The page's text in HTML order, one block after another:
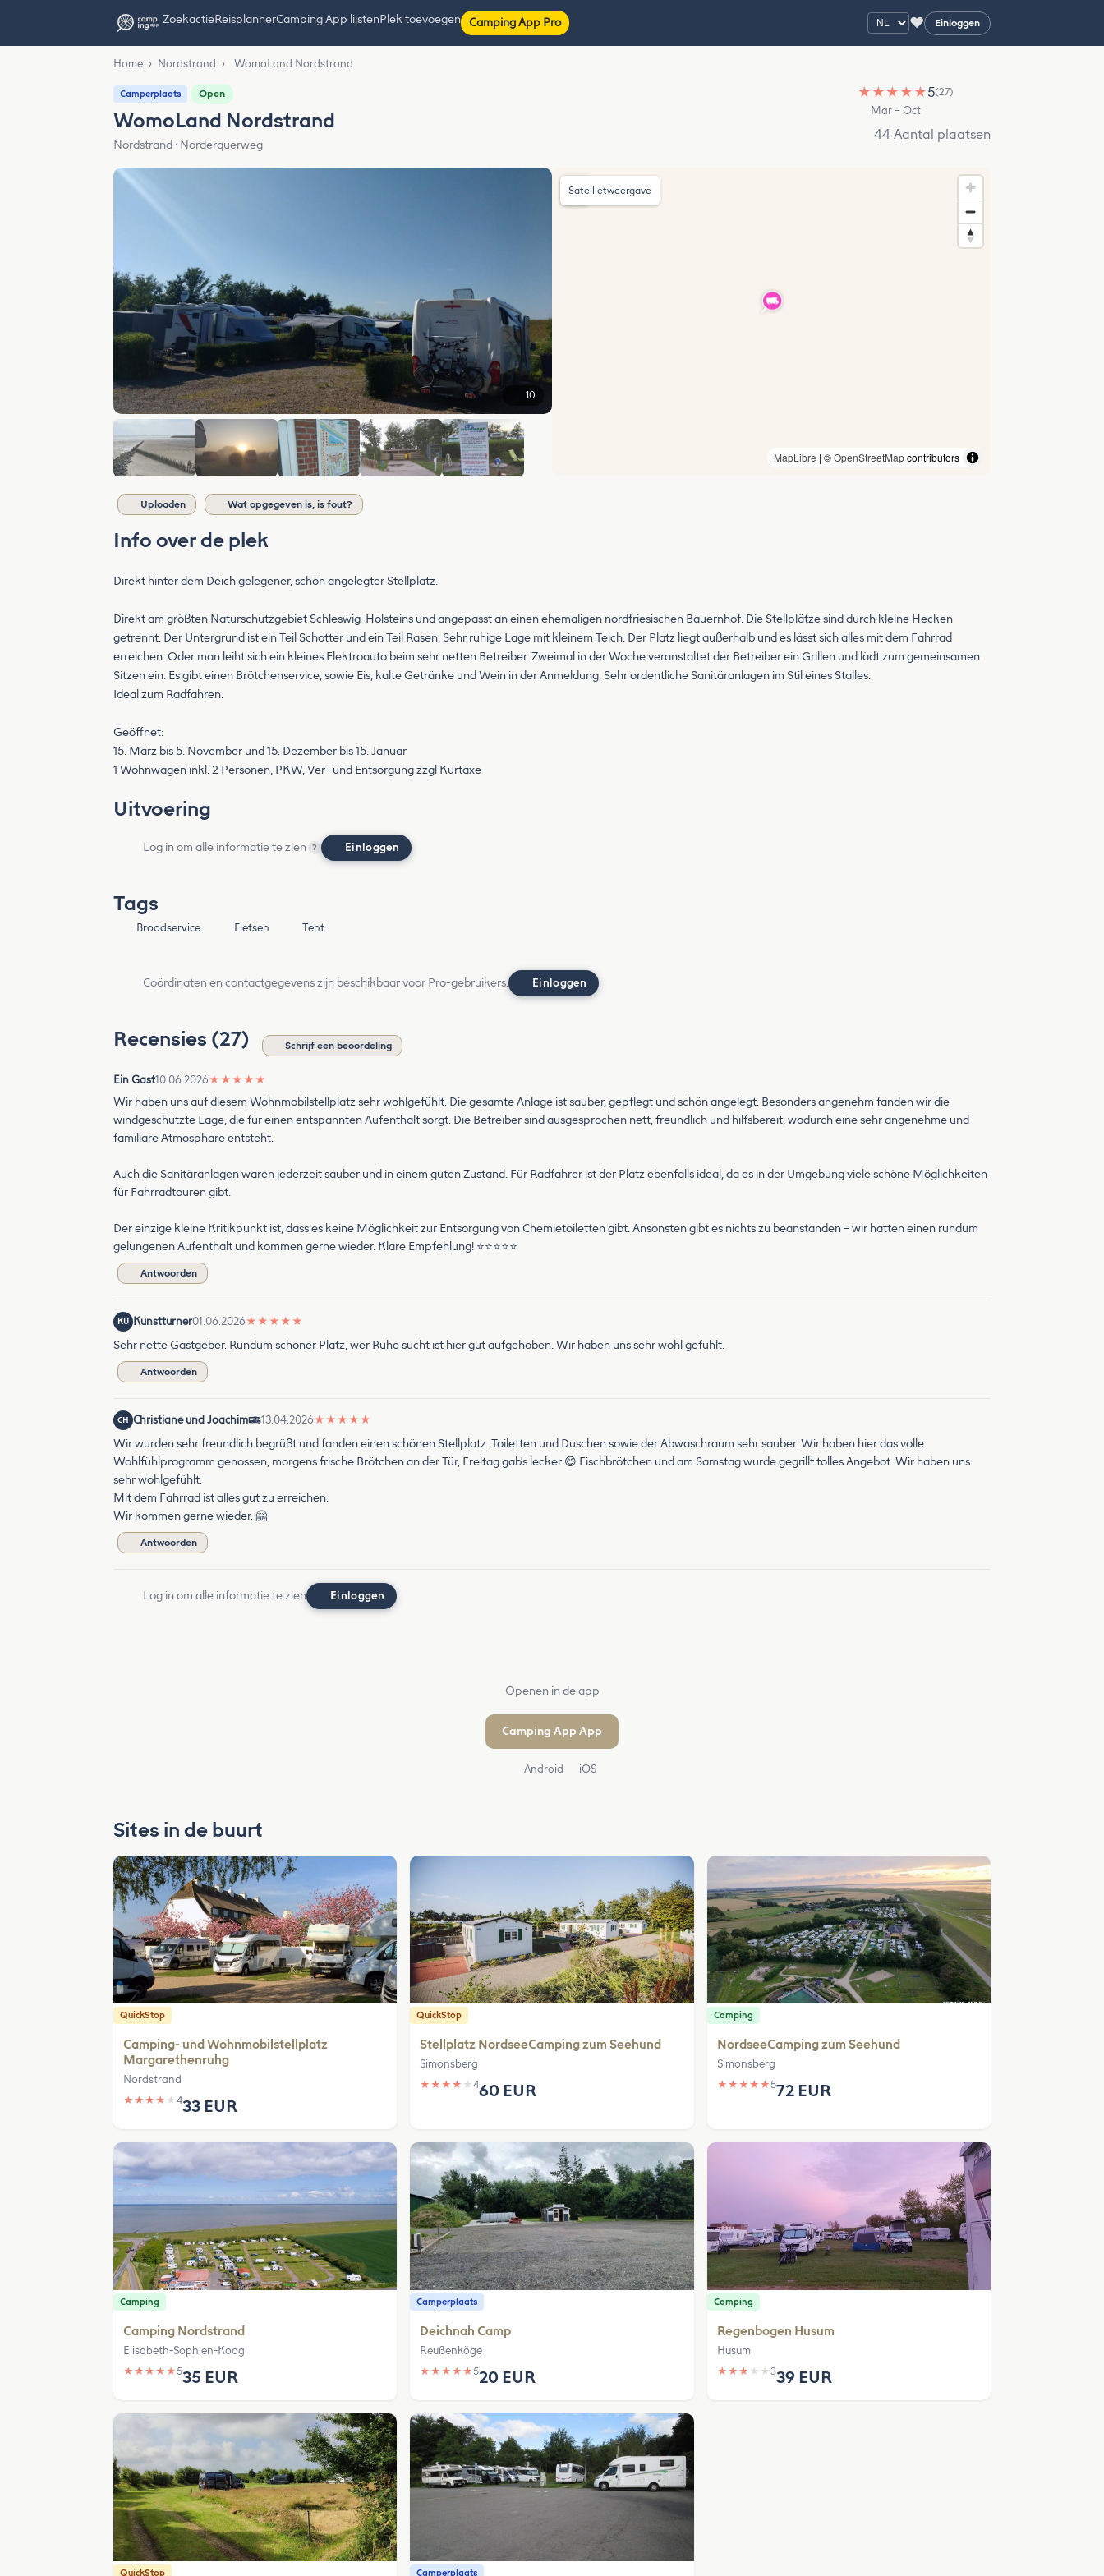
ZoekactieReisplannerCamping App lijstenPlek toevoegen Camping App Pro ♥ Einloggen
Home › Nordstrand › WomoLand Nordstrand
Camperplaats Open
WomoLand Nordstrand
Nordstrand · Norderquerweg
★ ★ ★ ★ ★5(27)
Mar – Oct
44 Aantal plaatsen
10
MapLibre | ©OpenStreetMapcontributors
Satellietweergave
Uploaden Wat opgegeven is, is fout?
Info over de plek
Direkt hinter dem Deich gelegener, schön angelegter Stellplatz.
Direkt am größten Naturschutzgebiet Schleswig-Holsteins und angepasst an einen ehemaligen nordfriesischen Bauernhof. Die Stellplätze sind durch kleine Hecken
getrennt. Der Untergrund ist ein Teil Schotter und ein Teil Rasen. Sehr ruhige Lage mit kleinem Teich. Der Platz liegt außerhalb und es lässt sich alles mit dem Fahrrad
erreichen. Oder man leiht sich ein kleines Elektroauto beim sehr netten Betreiber. Zweimal in der Woche veranstaltet der Betreiber ein Grillen und lädt zum gemeinsamen
Sitzen ein. Es gibt einen Brötchenservice, sowie Eis, kalte Getränke und Wein in der Anmeldung. Sehr ordentliche Sanitäranlagen im Stil eines Stalles.
Ideal zum Radfahren.
Geöffnet:
15. März bis 5. November und 15. Dezember bis 15. Januar
1 Wohnwagen inkl. 2 Personen, PKW, Ver- und Entsorgung zzgl Kurtaxe
Uitvoering
Log in om alle informatie te zien ? Einloggen
Tags
Broodservice Fietsen Tent
Coördinaten en contactgegevens zijn beschikbaar voor Pro-gebruikers. Einloggen
Recensies (27) Schrijf een beoordeling
Ein Gast10.06.2026★ ★ ★ ★ ★
Wir haben uns auf diesem Wohnmobilstellplatz sehr wohlgefühlt. Die gesamte Anlage ist sauber, gepflegt und schön angelegt. Besonders angenehm fanden wir die
windgeschützte Lage, die für einen entspannten Aufenthalt sorgt. Die Betreiber sind ausgesprochen nett, freundlich und hilfsbereit, wodurch eine sehr angenehme und
familiäre Atmosphäre entsteht.
Auch die Sanitäranlagen waren jederzeit sauber und in einem guten Zustand. Für Radfahrer ist der Platz ebenfalls ideal, da es in der Umgebung viele schöne Möglichkeiten
für Fahrradtouren gibt.
Der einzige kleine Kritikpunkt ist, dass es keine Möglichkeit zur Entsorgung von Chemietoiletten gibt. Ansonsten gibt es nichts zu beanstanden – wir hatten einen rundum
gelungenen Aufenthalt und kommen gerne wieder. Klare Empfehlung! ⭐⭐⭐⭐⭐
Antwoorden
KU Kunstturner01.06.2026★ ★ ★ ★ ★
Sehr nette Gastgeber. Rundum schöner Platz, wer Ruhe sucht ist hier gut aufgehoben. Wir haben uns sehr wohl gefühlt.
Antwoorden
CH Christiane und Joachim 13.04.2026★ ★ ★ ★ ★
Wir wurden sehr freundlich begrüßt und fanden einen schönen Stellplatz. Toiletten und Duschen sowie der Abwaschraum sehr sauber. Wir haben hier das volle
Wohlfühlprogramm genossen, morgens frische Brötchen an der Tür, Freitag gab's lecker 😋 Fischbrötchen und am Samstag wurde gegrillt tolles Angebot. Wir haben uns
sehr wohlgefühlt.
Mit dem Fahrrad ist alles gut zu erreichen.
Wir kommen gerne wieder. 🤗
Antwoorden
Log in om alle informatie te zien Einloggen
Openen in de app
Camping App App
Android iOS
Sites in de buurt
QuickStop
Camping- und Wohnmobilstellplatz
Margarethenruhg
Nordstrand
★ ★ ★ ★ ★ 433 EUR
QuickStop
Stellplatz NordseeCamping zum Seehund
Simonsberg
★ ★ ★ ★ ★460 EUR
Camping
NordseeCamping zum Seehund
Simonsberg
★ ★ ★ ★ ★572 EUR
Camping
Camping Nordstrand
Elisabeth-Sophien-Koog
★ ★ ★ ★ ★535 EUR
Camperplaats
Deichnah Camp
Reußenköge
★ ★ ★ ★ ★520 EUR
Camping
Regenbogen Husum
Husum
★ ★ ★ ★ ★ 339 EUR
QuickStop Camperplaats